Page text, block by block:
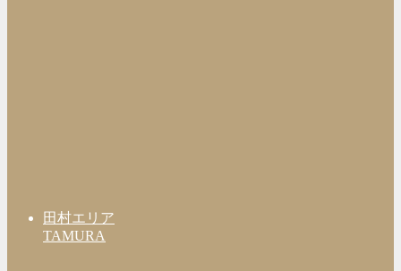
田村エリア
TAMURA